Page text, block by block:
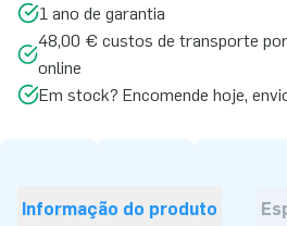
1 ano de garantia
48,00 € custos de transporte
online
Em stock? Encomende hoje,
Informação do produto